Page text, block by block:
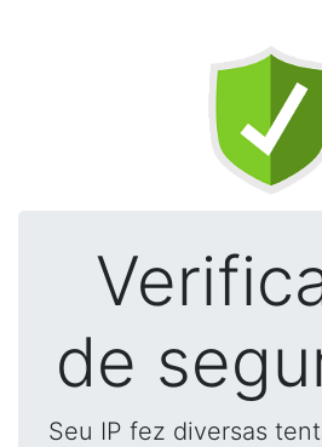
de
Seu IP fez diversas